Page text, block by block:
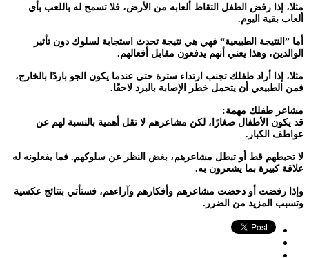
مثلا، إذا رفض الطفل التقاط ألعابه من الأرض، فلا تسمح له باللعب بأي
ألعاب بقية اليوم.
أما ”النتيجة الطبيعية“ فهي هي نتيجة تحدث استجابة لسلوك دون تأثير
الوالدين، وهذا يعني أنهم يدفعون مقابل أفعالهم.
مثلا، إذا أراد طفلك تجنب ارتداء سترة حتى عندما يكون الجو باردًا بالخارج،
فمن الطبيعي أن يتحمل خطر الإصابة بالبرد لاحقًا.
مشاعر طفلك مهمة:
قد يكون الأطفال صغارًا، لكن مشاعرهم لا تقل أهمية بالنسبة لهم عن
عواطف الكبار.
لا تحبطهم قط أو تبطل مشاعرهم، بغض النظر عن سلوكهم. فما يفعلونه له
علاقة كبيرة بما يشعرون به.
وإذا رفضت أو دحضت مشاعرهم وأفكارهم وآراءهم، فستأتي بنتائج عكسية
وتسبب المزيد من الضرر.